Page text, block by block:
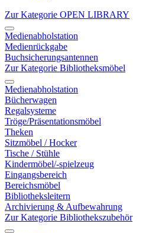
Zur Kategorie OPEN LIBRARY
Medienabholstation
Medienrückgabe
Buchsicherungsantennen
Zur Kategorie Bibliotheksmöbel
Medienabholstation
Bücherwagen
Regalsysteme
Tröge/Präsentationsmöbel
Theken
Sitzmöbel / Hocker
Tische / Stühle
Kindermöbel/-spielzeug
Eingangsbereich
Bereichsmöbel
Bibliotheksleitern
Archivierung & Aufbewahrung
Zur Kategorie Bibliothekszubehör